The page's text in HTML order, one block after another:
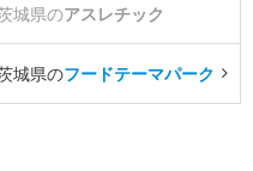
城県のアスレチック
城県のフードテーマパーク